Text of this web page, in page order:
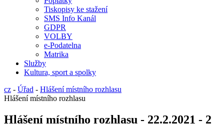
Tiskopisy ke stažení
SMS Info Kanál
GDPR
VOLBY
e-Podatelna
Matrika
Služby
Kultura, sport a spolky
cz - Úřad - Hlášení místního rozhlasu
Hlášení místního rozhlasu
Hlášení místního rozhlasu - 22.2.2021 - 2